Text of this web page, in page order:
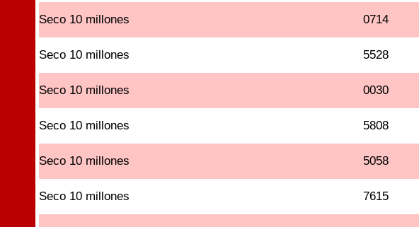
Seco 10 millones 0714
Seco 10 millones 5528
Seco 10 millones 0030
Seco 10 millones 5808
Seco 10 millones 5058
Seco 10 millones 7615